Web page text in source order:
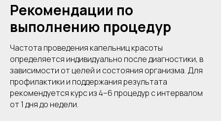
Рекомендации по
выполнению процедур
Частота проведения капельниц красоты
определяется индивидуально после диагностики, в
зависимости от целей и состояния организма. Для
профилактики и поддержания результата
рекомендуется курс из 4–6 процедур с интервалом
от 1 дня до недели.